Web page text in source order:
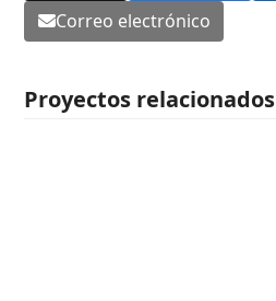
Correo electrónico
Proyectos relacionados